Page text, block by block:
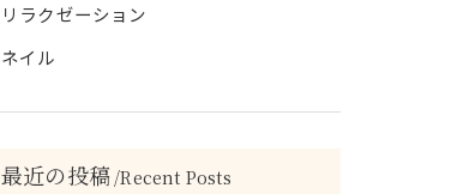
リラクゼーション
ネイル
最近の投稿 Recent Posts